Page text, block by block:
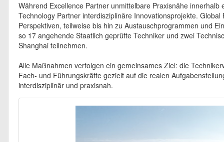
Während Excellence Partner unmittelbare Praxisnähe
Technology Partner interdisziplinäre Innovationsprojekte.
Perspektiven, teilweise bis hin zu Austauschprogrammen und
so 17 angehende Staatlich geprüfte Techniker und zwei
Shanghai teilnehmen.
Alle Maßnahmen verfolgen ein gemeinsames Ziel: die
Fach- und Führungskräfte gezielt auf die realen
interdisziplinär und praxisnah.